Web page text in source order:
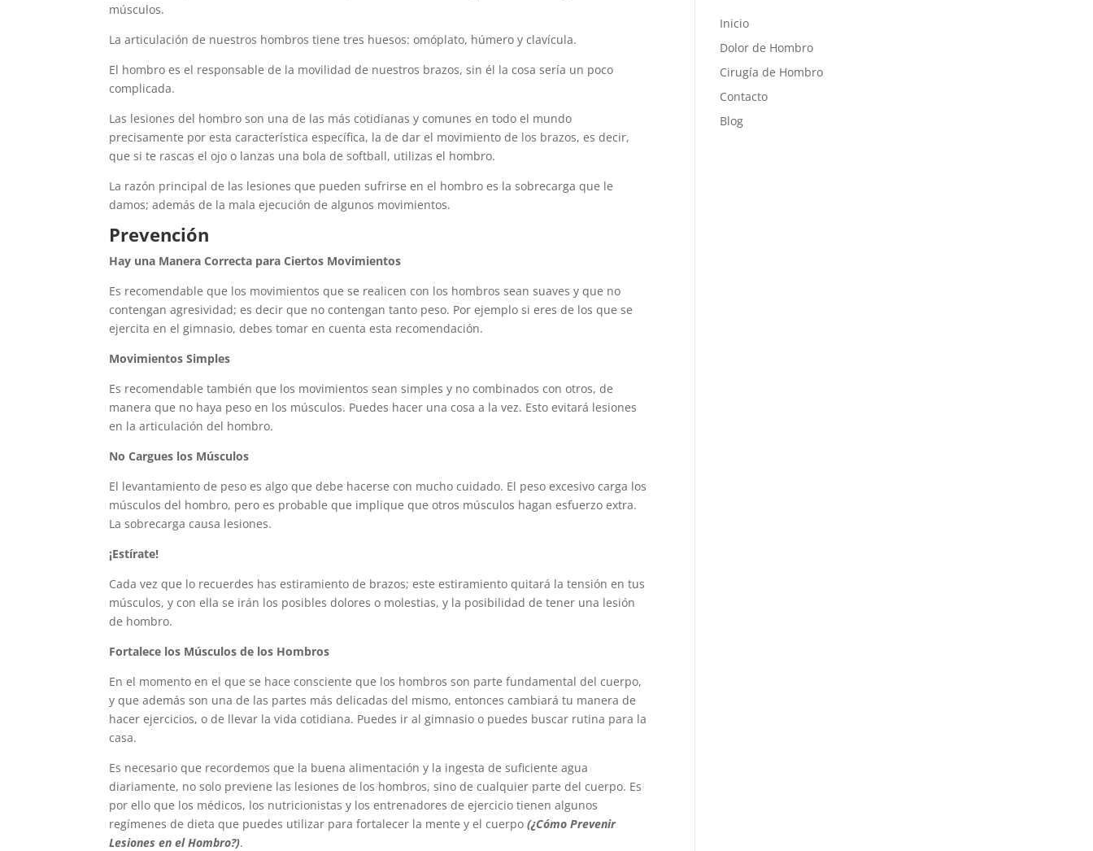
músculos.
La articulación de nuestros hombros tiene tres huesos: omóplato, húmero y clavícula.
El hombro es el responsable de la movilidad de nuestros brazos, sin él la cosa sería un poco
complicada.
Las lesiones del hombro son una de las más cotidianas y comunes en todo el mundo
precisamente por esta característica específica, la de dar el movimiento de los brazos, es decir,
que si te rascas el ojo o lanzas una bola de softball, utilizas el hombro.
La razón principal de las lesiones que pueden sufrirse en el hombro es la sobrecarga que le
damos; además de la mala ejecución de algunos movimientos.
Prevención
Hay una Manera Correcta para Ciertos Movimientos
Es recomendable que los movimientos que se realicen con los hombros sean suaves y que no
contengan agresividad; es decir que no contengan tanto peso. Por ejemplo si eres de los que se
ejercita en el gimnasio, debes tomar en cuenta esta recomendación.
Movimientos Simples
Es recomendable también que los movimientos sean simples y no combinados con otros, de
manera que no haya peso en los músculos. Puedes hacer una cosa a la vez. Esto evitará lesiones
en la articulación del hombro.
No Cargues los Músculos
El levantamiento de peso es algo que debe hacerse con mucho cuidado. El peso excesivo carga los
músculos del hombro, pero es probable que implique que otros músculos hagan esfuerzo extra.
La sobrecarga causa lesiones.
¡Estírate!
Cada vez que lo recuerdes has estiramiento de brazos; este estiramiento quitará la tensión en tus
músculos, y con ella se irán los posibles dolores o molestias, y la posibilidad de tener una lesión
de hombro.
Fortalece los Músculos de los Hombros
En el momento en el que se hace consciente que los hombros son parte fundamental del cuerpo,
y que además son una de las partes más delicadas del mismo, entonces cambiará tu manera de
hacer ejercicios, o de llevar la vida cotidiana. Puedes ir al gimnasio o puedes buscar rutina para la
casa.
Es necesario que recordemos que la buena alimentación y la ingesta de suficiente agua
diariamente, no solo previene las lesiones de los hombros, sino de cualquier parte del cuerpo. Es
por ello que los médicos, los nutricionistas y los entrenadores de ejercicio tienen algunos
regímenes de dieta que puedes utilizar para fortalecer la mente y el cuerpo(¿Cómo Prevenir
Lesiones en el Hombro?).
Inicio
Dolor de Hombro
Cirugía de Hombro
Contacto
Blog